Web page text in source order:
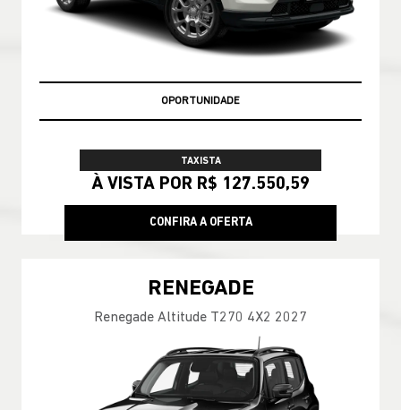
GARANTIA 05 ANOS JEEP
TAXISTA
À VISTA POR R$ 127.550,59
CONFIRA A OFERTA
RENEGADE
Renegade Altitude T270 4X2 2027